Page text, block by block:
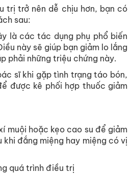
trị trở nên dễ chịu hơn, bạn có
sau:
là các tác dụng phụ phổ biến
này sẽ giúp bạn giảm lo lắng
phải những triệu chứng này.
sĩ khi gặp tình trạng táo bón,
được kê phối hợp thuốc giảm
muội hoặc kẹo cao su để giảm
đắng miệng hay miệng có vị
quá trình điều trị